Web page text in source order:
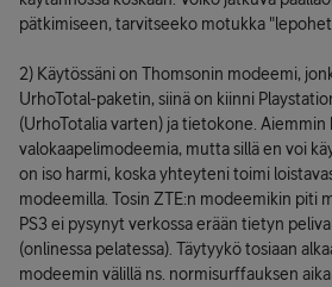
pätkimiseen, tarvitseeko motukka
2) Käytössäni on Thomsonin modeemi,
UrhoTotal-paketin, siinä on kiinni
(UrhoTotalia varten) ja tietokone. Aiemmin
valokaapelimodeemia, mutta sillä en voi
on iso harmi, koska yhteyteni toimi
modeemilla. Tosin ZTE:n modeemikin piti
PS3 ei pysynyt verkossa erään tietyn
(onlinessa pelatessa). Täytyykö tosiaan
modeemin välillä ns. normisurffauksen